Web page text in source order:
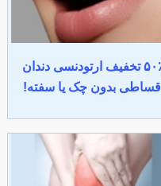
۵۰٪ تخفیف ارتودنسی دندان
اقساطی بدون چک یا سفته!